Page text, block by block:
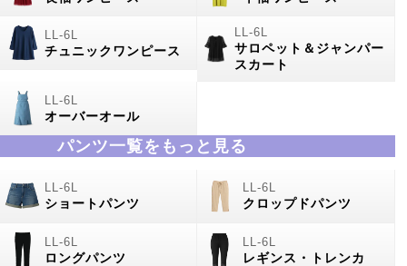
チュニックワンピース
サロペット＆ジャンパー
スカート
オーバーオール
パンツ一覧をもっと見る
ショートパンツ クロップドパンツ
ロングパンツ レギンス・トレンカ